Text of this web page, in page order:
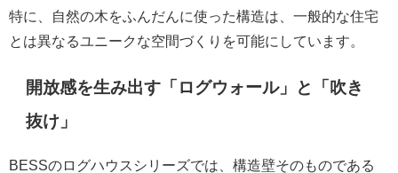
特に、自然の木をふんだんに使った構造は、一般的な住宅
とは異なるユニークな空間づくりを可能にしています。
開放感を生み出す「ログウォール」と「吹き
抜け」
BESSのログハウスシリーズでは、構造壁そのものである